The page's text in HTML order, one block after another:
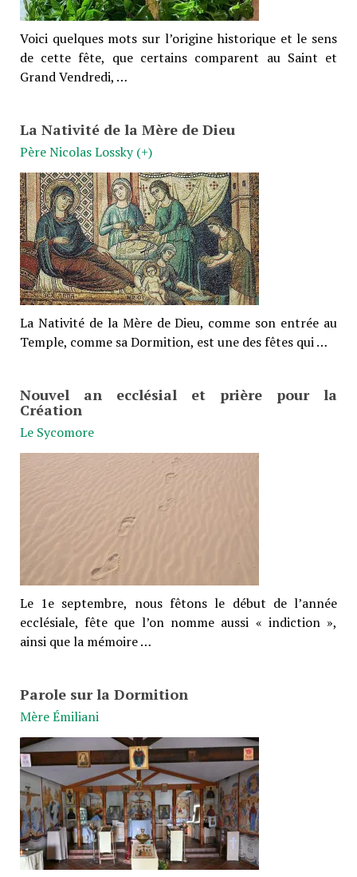
Voici quelques mots sur l’origine historique et le sens
de cette fête, que certains comparent au Saint et
Grand Vendredi, …
La Nativité de la Mère de Dieu
Père Nicolas Lossky (+)
La Nativité de la Mère de Dieu, comme son entrée au
Temple, comme sa Dormition, est une des fêtes qui …
Nouvel an ecclésial et prière pour la
Création
Le Sycomore
Le 1e septembre, nous fêtons le début de l’année
ecclésiale, fête que l’on nomme aussi « indiction »,
ainsi que la mémoire …
Parole sur la Dormition
Mère Émiliani